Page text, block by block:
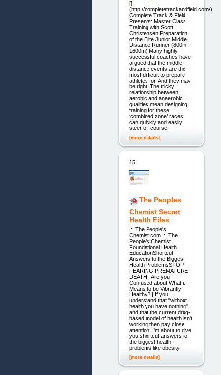
[]
(http://completetrackandfield.com/)
Complete Track & Field
Presents: Master Class
Training with Scott
Christensen Preparation
of the Elite Junior Middle
Distance Runner (800m –
1600m) Many highly
successful coaches have
argued that the middle
distance events are the
most difficult to prepare
athletes for. And they may
be right. The tricky
relationship between
aerobic and anaerobic
qualities mean designing
training for these
‘combined zone’ races
can quickly and easily
steer off course,
[more details]
15.
The Peoples
Chemist Secret
Health Files
::: The People's
Chemist.com ::: The
People's Chemist
Foundational Health
EducationShortcut
Answers to the Biggest
Health ProblemsSTOP
FEARING PREMATURE
DEATH | Are you
Confused about What it
Means to be Vibrantly
Healthy? | If you
understand that "without
health you have nothing"
and that the current drug-
based model of health isn't
working then pay close
attention. I'm about to give
you shortcut answers to
the biggest health
problems like obesity,
[more details]